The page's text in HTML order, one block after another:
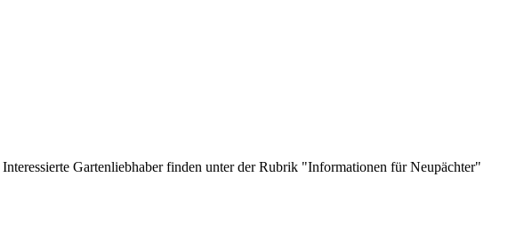
Gartenliebhaber finden unter der Rubrik "Informationen für Neupächter"